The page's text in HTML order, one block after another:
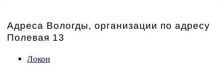
Адреса Вологды, организации по адресу
Полевая 13
Локон